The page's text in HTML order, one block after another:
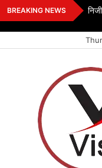
Skip
to
BREAKING NEWS